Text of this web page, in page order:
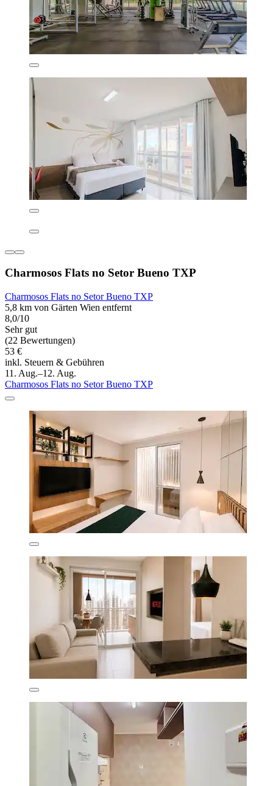
Charmosos Flats no Setor Bueno TXP
Charmosos Flats no Setor Bueno TXP
5,8 km von Gärten Wien entfernt
8,0/10
Sehr gut
(22 Bewertungen)
53 €
inkl. Steuern & Gebühren
11. Aug.–12. Aug.
Charmosos Flats no Setor Bueno TXP